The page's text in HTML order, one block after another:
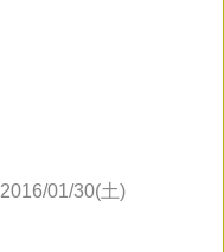
2016/01/30(土)